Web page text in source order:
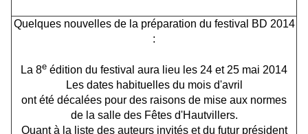
Quelques nouvelles de la préparation du festival BD 2014
:
La 8e édition du festival aura lieu les 24 et 25 mai 2014
Les dates habituelles du mois d'avril
ont été décalées pour des raisons de mise aux normes
de la salle des Fêtes d'Hautvillers.
Quant à la liste des auteurs invités et du futur président